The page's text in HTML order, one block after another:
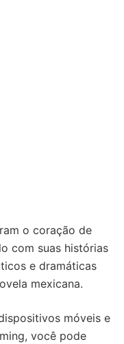
o coração de
com suas histórias
e dramáticas
mexicana.
móveis e
você pode